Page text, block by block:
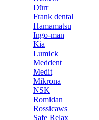
Dürr
Frank dental
Hamamatsu
Ingo-man
Kia
Lumick
Meddent
Medit
Mikrona
NSK
Romidan
Rossicaws
Safe Relax